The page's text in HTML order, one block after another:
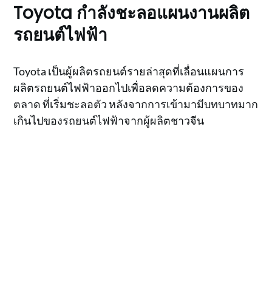
Toyota กำลังชะลอแผนงานผลิต
รถยนต์ไฟฟ้า
Toyota เป็นผู้ผลิตรถยนต์รายล่าสุดที่เลื่อนแผนการ
ผลิตรถยนต์ไฟฟ้าออกไปเพื่อลดความต้องการของ
ตลาด ที่เริ่มชะลอตัว หลังจากการเข้ามามีบทบาทมาก
เกินไปของรถยนต์ไฟฟ้าจากผู้ผลิตชาวจีน